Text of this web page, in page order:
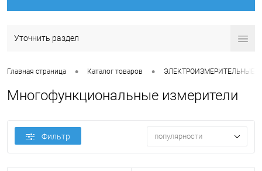
Уточнить раздел
Главная страница • Каталог товаров • ЭЛЕКТРОИЗМЕРИТЕЛЬНЫЕ
Многофункциональные измерители
Фильтр популярности